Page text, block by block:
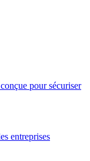
pour sécuriser
entreprises